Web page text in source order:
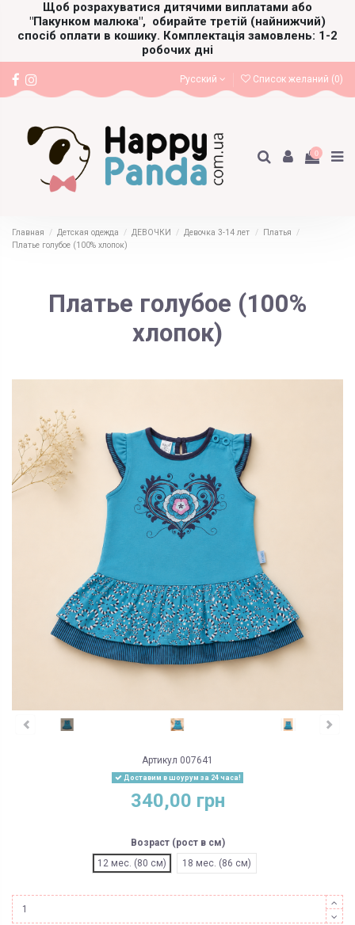
Щоб розрахуватися дитячими виплатами або
"Пакунком малюка", обирайте третій (найнижчий)
спосіб оплати в кошику. Комплектація замовлень: 1-2
робочих дні
Русский Список желаний (0)
0
Главная Детская одежда ДЕВОЧКИ Девочка 3-14 лет
Платья
Платье голубое (100% хлопок)
Платье голубое (100%
хлопок)
Артикул 007641
Доставим в шоурум за 24 часа!
340,00 грн
Возраст (рост в см)
12 мес. (80 см)
18 мес. (86 см)